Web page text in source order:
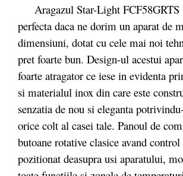
Aragazul Star-Light FCF58GRTS
perfecta daca ne dorim un aparat de
dimensiuni, dotat cu cele mai noi
pret foarte bun. Design-ul acestui
foarte atragator ce iese in evidenta
si materialul inox din care este
senzatia de nou si eleganta
orice colt al casei tale. Panoul de
butoane rotative clasice avand
pozitionat deasupra usi aparatului,